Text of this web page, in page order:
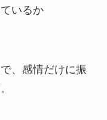
いるか
、感情だけに振